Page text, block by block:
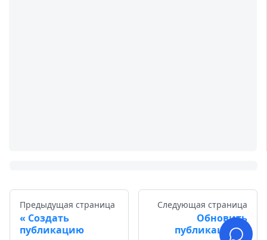
Предыдущая страница
Создать
публикацию
Следующая страница
Обновить
публикацию